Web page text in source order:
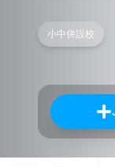
小中併設校